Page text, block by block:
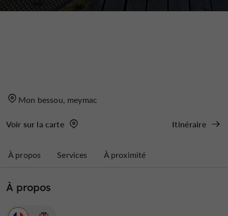
Mon bessou, meymac
Voir sur la carte Itinéraire
À propos Services À proximité
À propos